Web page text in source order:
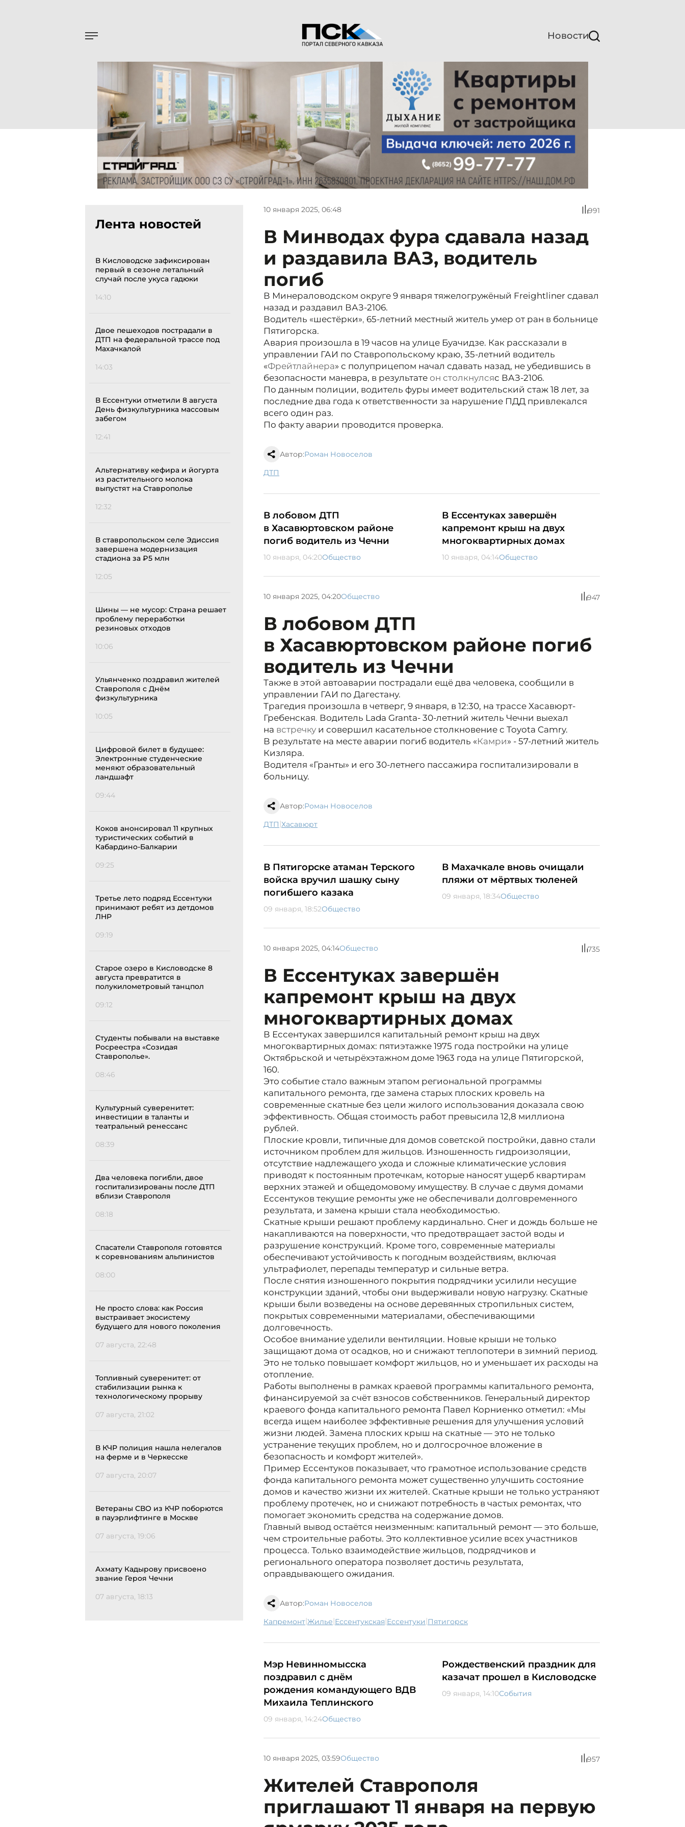
Новости
Лента новостей
В Кисловодске зафиксирован
первый в сезоне летальный
случай после укуса гадюки
14:10
Двое пешеходов пострадали в
ДТП на федеральной трассе под
Махачкалой
14:03
В Ессентуки отметили 8 августа
День физкультурника массовым
забегом
12:41
Альтернативу кефира и йогурта
из растительного молока
выпустят на Ставрополье
12:32
В ставропольском селе Эдиссия
завершена модернизация
стадиона за ₽5 млн
12:05
Шины — не мусор: Страна решает
проблему переработки
резиновых отходов
10:06
Ульянченко поздравил жителей
Ставрополя с Днём
физкультурника
10:05
Цифровой билет в будущее:
Электронные студенческие
меняют образовательный
ландшафт
09:44
Коков анонсировал 11 крупных
туристических событий в
Кабардино-Балкарии
09:25
Третье лето подряд Ессентуки
принимают ребят из детдомов
ЛНР
09:19
Старое озеро в Кисловодске 8
августа превратится в
полукилометровый танцпол
09:12
Студенты побывали на выставке
Росреестра «Созидая
Ставрополье».
08:46
Культурный суверенитет:
инвестиции в таланты и
театральный ренессанс
08:39
Два человека погибли, двое
госпитализированы после ДТП
вблизи Ставрополя
08:18
Спасатели Ставрополя готовятся
к соревнованиям альпинистов
08:00
Не просто слова: как Россия
выстраивает экосистему
будущего для нового поколения
07 августа, 22:48
Топливный суверенитет: от
стабилизации рынка к
технологическому прорыву
07 августа, 21:02
В КЧР полиция нашла нелегалов
на ферме и в Черкесске
07 августа, 20:07
Ветераны СВО из КЧР поборются
в пауэрлифтинге в Москве
07 августа, 19:06
Ахмату Кадырову присвоено
звание Героя Чечни
07 августа, 18:13
10 января 2025, 06:48 991
В Минводах фура сдавала назад
и раздавила ВАЗ, водитель
погиб
В Минераловодском округе 9 января тяжелогружёный Freightliner сдавал
назад и раздавил ВАЗ-2106.
Водитель «шестёрки», 65-летний местный житель умер от ран в больнице
Пятигорска.
Авария произошла в 19 часов на улице Буачидзе. Как рассказали в
управлении ГАИ по Ставропольскому краю, 35-летний водитель
«Фрейтлайнера» с полуприцепом начал сдавать назад, не убедившись в
безопасности маневра, в результате он столкнулсяс ВАЗ-2106.
По данным полиции, водитель фуры имеет водительский стаж 18 лет, за
последние два года к ответственности за нарушение ПДД привлекался
всего один раз.
По факту аварии проводится проверка.
Автор:Роман Новоселов
ДТП
В лобовом ДТП
в Хасавюртовском районе
погиб водитель из Чечни
10 января, 04:20Общество
В Ессентуках завершён
капремонт крыш на двух
многоквартирных домах
10 января, 04:14Общество
10 января 2025, 04:20Общество 947
В лобовом ДТП
в Хасавюртовском районе погиб
водитель из Чечни
Также в этой автоаварии пострадали ещё два человека, сообщили в
управлении ГАИ по Дагестану.
Трагедия произошла в четверг, 9 января, в 12:30, на трассе Хасавюрт-
Гребенская. Водитель Lada Granta- 30-летний житель Чечни выехал
на встречку и совершил касательное столкновение с Toyota Camry.
В результате на месте аварии погиб водитель «Камри» - 57-летний житель
Кизляра.
Водителя «Гранты» и его 30-летнего пассажира госпитализировали в
больницу.
Автор:Роман Новоселов
ДТП | Хасавюрт
В Пятигорске атаман Терского
войска вручил шашку сыну
погибшего казака
09 января, 18:52Общество
В Махачкале вновь очищали
пляжи от мёртвых тюленей
09 января, 18:34Общество
10 января 2025, 04:14Общество 735
В Ессентуках завершён
капремонт крыш на двух
многоквартирных домах
В Ессентуках завершился капитальный ремонт крыш на двух
многоквартирных домах: пятиэтажке 1975 года постройки на улице
Октябрьской и четырёхэтажном доме 1963 года на улице Пятигорской,
160.
Это событие стало важным этапом региональной программы
капитального ремонта, где замена старых плоских кровель на
современные скатные без цели жилого использования доказала свою
эффективность. Общая стоимость работ превысила 12,8 миллиона
рублей.
Плоские кровли, типичные для домов советской постройки, давно стали
источником проблем для жильцов. Изношенность гидроизоляции,
отсутствие надлежащего ухода и сложные климатические условия
приводят к постоянным протечкам, которые наносят ущерб квартирам
верхних этажей и общедомовому имуществу. В случае с двумя домами
Ессентуков текущие ремонты уже не обеспечивали долговременного
результата, и замена крыши стала необходимостью.
Скатные крыши решают проблему кардинально. Снег и дождь больше не
накапливаются на поверхности, что предотвращает застой воды и
разрушение конструкций. Кроме того, современные материалы
обеспечивают устойчивость к погодным воздействиям, включая
ультрафиолет, перепады температур и сильные ветра.
После снятия изношенного покрытия подрядчики усилили несущие
конструкции зданий, чтобы они выдерживали новую нагрузку. Скатные
крыши были возведены на основе деревянных стропильных систем,
покрытых современными материалами, обеспечивающими
долговечность.
Особое внимание уделили вентиляции. Новые крыши не только
защищают дома от осадков, но и снижают теплопотери в зимний период.
Это не только повышает комфорт жильцов, но и уменьшает их расходы на
отопление.
Работы выполнены в рамках краевой программы капитального ремонта,
финансируемой за счёт взносов собственников. Генеральный директор
краевого фонда капитального ремонта Павел Корниенко отметил: «Мы
всегда ищем наиболее эффективные решения для улучшения условий
жизни людей. Замена плоских крыш на скатные — это не только
устранение текущих проблем, но и долгосрочное вложение в
безопасность и комфорт жителей».
Пример Ессентуков показывает, что грамотное использование средств
фонда капитального ремонта может существенно улучшить состояние
домов и качество жизни их жителей. Скатные крыши не только устраняют
проблему протечек, но и снижают потребность в частых ремонтах, что
помогает экономить средства на содержание домов.
Главный вывод остаётся неизменным: капитальный ремонт — это больше,
чем строительные работы. Это коллективное усилие всех участников
процесса. Только взаимодействие жильцов, подрядчиков и
регионального оператора позволяет достичь результата,
оправдывающего ожидания.
Автор:Роман Новоселов
капремонт| жилье| Ессентукская| Ессентуки| Пятигорск
Мэр Невинномысска
поздравил с днём
рождения командующего ВДВ
Михаила Теплинского
09 января, 14:24Общество
Рождественский праздник для
казачат прошел в Кисловодске
09 января, 14:10События
10 января 2025, 03:59Общество 957
Жителей Ставрополя
приглашают 11 января на первую